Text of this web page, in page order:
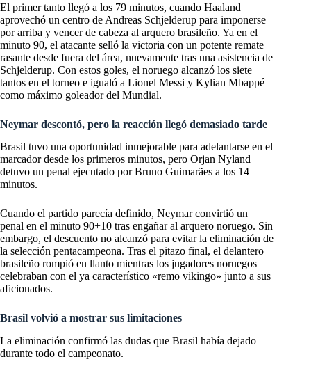
El primer tanto llegó a los 79 minutos, cuando Haaland
aprovechó un centro de Andreas Schjelderup para imponerse
por arriba y vencer de cabeza al arquero brasileño. Ya en el
minuto 90, el atacante selló la victoria con un potente remate
rasante desde fuera del área, nuevamente tras una asistencia de
Schjelderup. Con estos goles, el noruego alcanzó los siete
tantos en el torneo e igualó a Lionel Messi y Kylian Mbappé
como máximo goleador del Mundial.
Neymar descontó, pero la reacción llegó demasiado tarde
Brasil tuvo una oportunidad inmejorable para adelantarse en el
marcador desde los primeros minutos, pero Orjan Nyland
detuvo un penal ejecutado por Bruno Guimarães a los 14
minutos.
Cuando el partido parecía definido, Neymar convirtió un
penal en el minuto 90+10 tras engañar al arquero noruego. Sin
embargo, el descuento no alcanzó para evitar la eliminación de
la selección pentacampeona. Tras el pitazo final, el delantero
brasileño rompió en llanto mientras los jugadores noruegos
celebraban con el ya característico «remo vikingo» junto a sus
aficionados.
Brasil volvió a mostrar sus limitaciones
La eliminación confirmó las dudas que Brasil había dejado
durante todo el campeonato.